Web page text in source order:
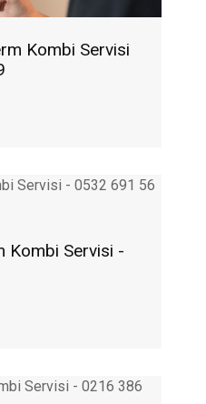
Kombi Servisi
Kombi Servisi -